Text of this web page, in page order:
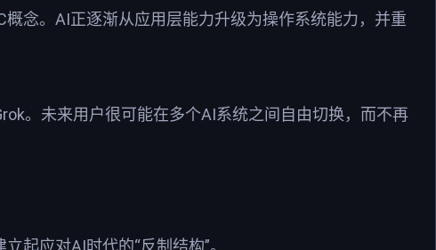
念。AI正逐渐从应用层能力升级为操作系统能力，并重
。未来用户很可能在多个AI系统之间自由切换，而不再
起应对AI时代的“反制结构”。